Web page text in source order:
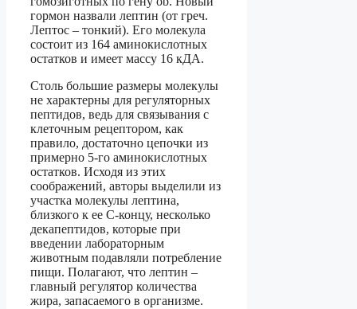
гормон назвали лептин (от греч.
Лептос – тонкий). Его молекула
состоит из 164 аминокислотных
остатков и имеет массу 16 кДА.
Столь большие размеры молекулы
не характерны для регуляторных
пептидов, ведь для связывания с
клеточным рецептором, как
правило, достаточно цепочки из
примерно 5-го аминокислотных
остатков. Исходя из этих
соображений, авторы выделили из
участка молекулы лептина,
близкого к ее С-концу, несколько
декапептидов, которые при
введении лабораторным
животным подавляли потребление
пищи. Полагают, что лептин –
главный регулятор количества
жира, запасаемого в организме.